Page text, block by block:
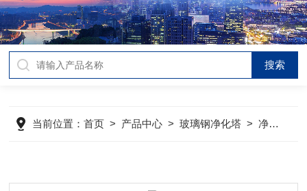
当前位置：首页 > 产品中心 >玻璃钢净化塔 >净化塔